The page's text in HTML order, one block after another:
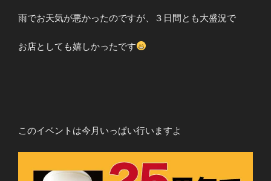
雨でお天気が悪かったのですが、３日間とも大盛況で
お店としても嬉しかったです
このイベントは今月いっぱい行いますよ